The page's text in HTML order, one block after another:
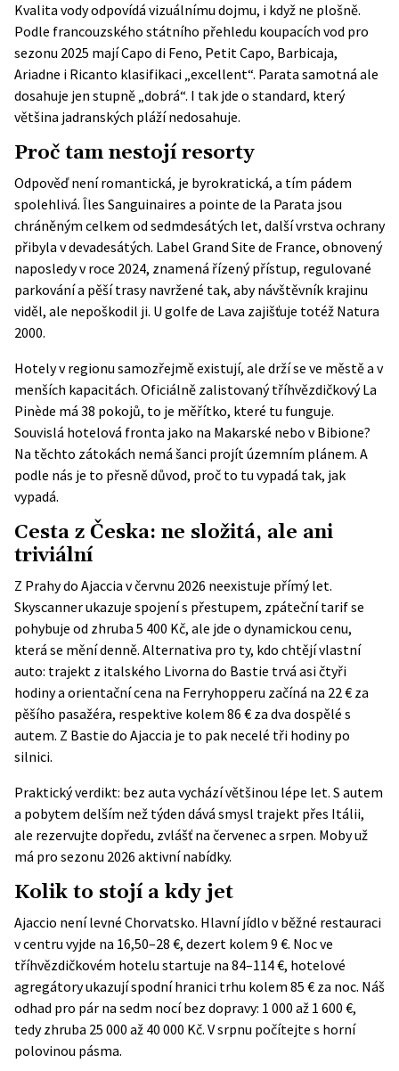
Kvalita vody odpovídá vizuálnímu dojmu, i když ne plošně.
Podle francouzského státního přehledu koupacích vod pro
sezonu 2025 mají Capo di Feno, Petit Capo, Barbicaja,
Ariadne i Ricanto klasifikaci „excellent“. Parata samotná ale
dosahuje jen stupně „dobrá“. I tak jde o standard, který
většina jadranských pláží nedosahuje.
Proč tam nestojí resorty
Odpověď není romantická, je byrokratická, a tím pádem
spolehlivá. Îles Sanguinaires a pointe de la Parata jsou
chráněným celkem od sedmdesátých let, další vrstva ochrany
přibyla v devadesátých. Label Grand Site de France, obnovený
naposledy v roce 2024, znamená řízený přístup, regulované
parkování a pěší trasy navržené tak, aby návštěvník krajinu
viděl, ale nepoškodil ji. U golfe de Lava zajišťuje totéž Natura
2000.
Hotely v regionu samozřejmě existují, ale drží se ve městě a v
menších kapacitách. Oficiálně zalistovaný tříhvězdičkový La
Pinède má 38 pokojů, to je měřítko, které tu funguje.
Souvislá hotelová fronta jako na Makarské nebo v Bibione?
Na těchto zátokách nemá šanci projít územním plánem. A
podle nás je to přesně důvod, proč to tu vypadá tak, jak
vypadá.
Cesta z Česka: ne složitá, ale ani
triviální
Z Prahy do Ajaccia v červnu 2026 neexistuje přímý let.
Skyscanner ukazuje spojení s přestupem, zpáteční tarif se
pohybuje od zhruba 5 400 Kč, ale jde o dynamickou cenu,
která se mění denně. Alternativa pro ty, kdo chtějí vlastní
auto: trajekt z italského Livorna do Bastie trvá asi čtyři
hodiny a orientační cena na Ferryhopperu začíná na 22 € za
pěšího pasažéra, respektive kolem 86 € za dva dospělé s
autem. Z Bastie do Ajaccia je to pak necelé tři hodiny po
silnici.
Praktický verdikt: bez auta vychází většinou lépe let. S autem
a pobytem delším než týden dává smysl trajekt přes Itálii,
ale rezervujte dopředu, zvlášť na červenec a srpen. Moby už
má pro sezonu 2026 aktivní nabídky.
Kolik to stojí a kdy jet
Ajaccio není levné Chorvatsko. Hlavní jídlo v běžné restauraci
v centru vyjde na 16,50–28 €, dezert kolem 9 €. Noc ve
tříhvězdičkovém hotelu startuje na 84–114 €, hotelové
agregátory ukazují spodní hranici trhu kolem 85 € za noc. Náš
odhad pro pár na sedm nocí bez dopravy: 1 000 až 1 600 €,
tedy zhruba 25 000 až 40 000 Kč. V srpnu počítejte s horní
polovinou pásma.